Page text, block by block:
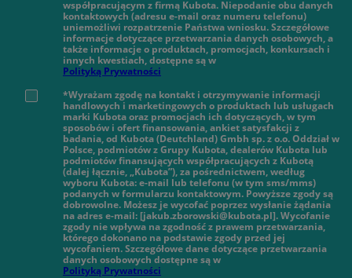
współpracującym z firmą Kubota. Niepodanie obu danych
kontaktowych (adresu e-mail oraz numeru telefonu)
uniemożliwi rozpatrzenie Państwa wniosku. Szczegółowe
informacje dotyczące przetwarzania danych osobowych, a
także informacje o produktach, promocjach, konkursach i
innych kwestiach, dostępne są w
Polityką Prywatności
*Wyrażam zgodę na kontakt i otrzymywanie informacji
handlowych i marketingowych o produktach lub usługach
marki Kubota oraz promocjach ich dotyczących, w tym
sposobów i ofert finansowania, ankiet satysfakcji z
badania, od Kubota (Deutchland) Gmbh sp. z o.o. Oddział w
Polsce, podmiotów z Grupy Kubota, dealerów Kubota lub
podmiotów finansujących współpracujących z Kubotą
(dalej łącznie, „Kubota”), za pośrednictwem, według
wyboru Kubota: e-mail lub telefonu (w tym sms/mms)
podanych w formularzu kontaktowym. Powyższe zgody są
dobrowolne. Możesz je wycofać poprzez wysłanie żądania
na adres e-mail: [jakub.zborowski@kubota.pl]. Wycofanie
zgody nie wpływa na zgodność z prawem przetwarzania,
którego dokonano na podstawie zgody przed jej
wycofaniem. Szczegółowe dane dotyczące przetwarzania
danych osobowych dostępne są w
Polityką Prywatności